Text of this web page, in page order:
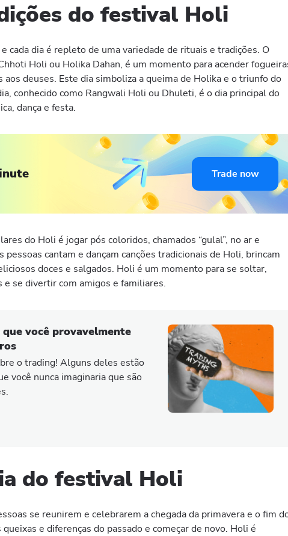
do festival Holi
cada dia é repleto de uma variedade de rituais e tradições. O
Holi ou Holika Dahan, é um momento para acender
aos deuses. Este dia simboliza a queima de Holika e o triunfo do
conhecido como Rangwali Holi ou Dhuleti, é o dia principal do
dança e festa.
Trade now
do Holi é jogar pós coloridos, chamados “gulal”, no ar e
cantam e dançam canções tradicionais de Holi, brincam
doces e salgados. Holi é um momento para se soltar,
e se divertir com amigos e familiares.
você provavelmente
o trading! Alguns deles estão
você nunca imaginaria que são
do festival Holi
se reunirem e celebrarem a chegada da primavera e o fim
e diferenças do passado e começar de novo. Holi é